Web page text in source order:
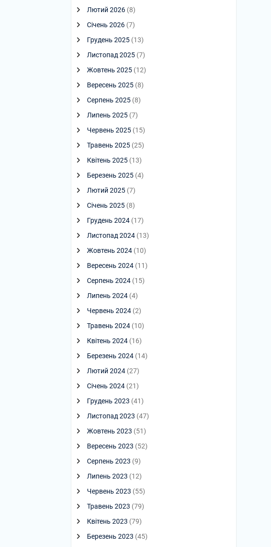
Лютий 2026 (8)
Січень 2026 (7)
Грудень 2025 (13)
Листопад 2025 (7)
Жовтень 2025 (12)
Вересень 2025 (8)
Серпень 2025 (8)
Липень 2025 (7)
Червень 2025 (15)
Травень 2025 (25)
Квітень 2025 (13)
Березень 2025 (4)
Лютий 2025 (7)
Січень 2025 (8)
Грудень 2024 (17)
Листопад 2024 (13)
Жовтень 2024 (10)
Вересень 2024 (11)
Серпень 2024 (15)
Липень 2024 (4)
Червень 2024 (2)
Травень 2024 (10)
Квітень 2024 (16)
Березень 2024 (14)
Лютий 2024 (27)
Січень 2024 (21)
Грудень 2023 (41)
Листопад 2023 (47)
Жовтень 2023 (51)
Вересень 2023 (52)
Серпень 2023 (9)
Липень 2023 (12)
Червень 2023 (55)
Травень 2023 (79)
Квітень 2023 (79)
Березень 2023 (45)